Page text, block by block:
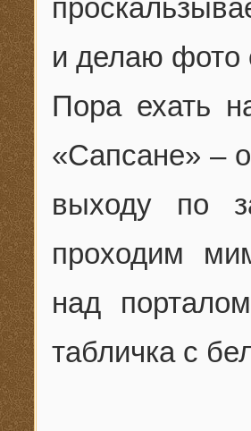
и делаю фото
Пора ехать
«Сапсане» –
выходу по
проходим
над
табличка с